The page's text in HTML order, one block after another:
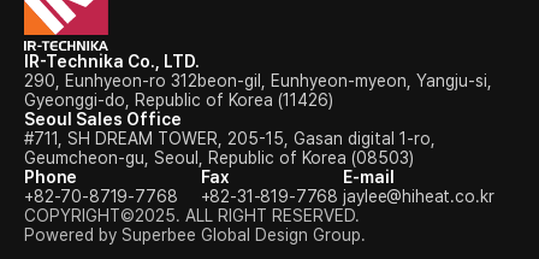
IR-Technika Co., LTD.
290, Eunhyeon-ro 312beon-gil, Eunhyeon-myeon, Yangju-si,
Gyeonggi-do, Republic of Korea (11426)
Seoul Sales Office
#711, SH DREAM TOWER, 205-15, Gasan digital 1-ro,
Geumcheon-gu, Seoul, Republic of Korea (08503)
Phone
+82-70-8719-7768
Fax
+82-31-819-7768
E-mail
jaylee@hiheat.co.kr
COPYRIGHT©2025. ALL RIGHT RESERVED.
Powered by Superbee Global Design Group.